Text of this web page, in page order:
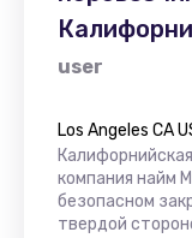
user
Los Angeles CA
компания найм
безопасном
твердой